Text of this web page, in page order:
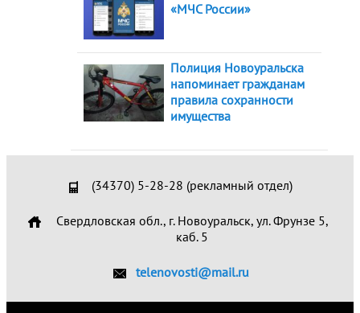
«МЧС России»
Полиция Новоуральска
напоминает гражданам
правила сохранности
имущества
(34370) 5-28-28 (рекламный отдел)
Свердловская обл., г. Новоуральск, ул. Фрунзе 5,
каб. 5
telenovosti@mail.ru